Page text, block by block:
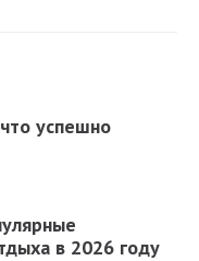
успешно
в 2026 году